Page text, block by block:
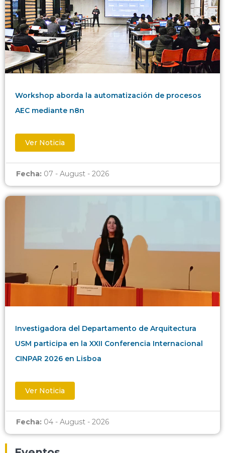
Workshop aborda la automatización de procesos
AEC mediante n8n
Ver Noticia
Fecha: 07 - August - 2026
Investigadora del Departamento de Arquitectura
USM participa en la XXII Conferencia Internacional
CINPAR 2026 en Lisboa
Ver Noticia
Fecha: 04 - August - 2026